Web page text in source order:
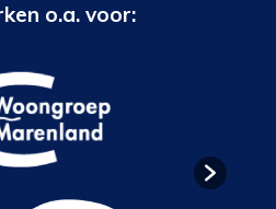
o.a. voor: